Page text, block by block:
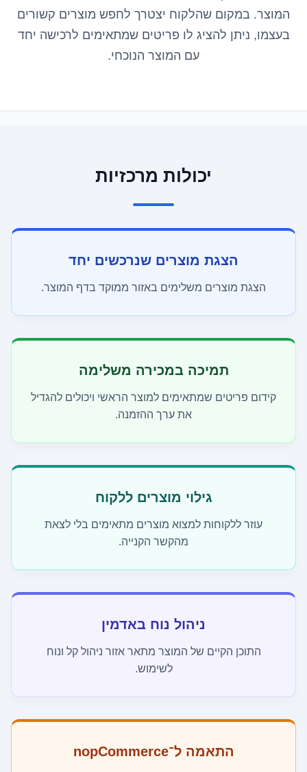
המוצר. במקום שהלקוח יצטרך לחפש מוצרים קשורים
בעצמו, ניתן להציג לו פריטים שמתאימים לרכישה יחד
עם המוצר הנוכחי.
יכולות מרכזיות
הצגת מוצרים שנרכשים יחד
הצגת מוצרים משלימים באזור ממוקד בדף המוצר.
תמיכה במכירה משלימה
קידום פריטים שמתאימים למוצר הראשי ויכולים להגדיל
את ערך ההזמנה.
גילוי מוצרים ללקוח
עוזר ללקוחות למצוא מוצרים מתאימים בלי לצאת
מהקשר הקנייה.
ניהול נוח באדמין
התוכן הקיים של המוצר מתאר אזור ניהול קל ונוח
לשימוש.
התאמה ל־nopCommerce